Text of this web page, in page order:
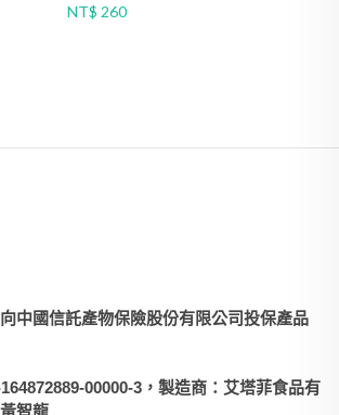
NT$ 150
中國信託產物保險股份有限公司投保產品
00000-3，製造商：艾塔菲食品有
智龍